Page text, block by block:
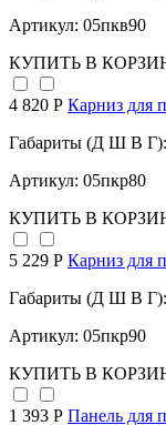
Артикул: 05пкв90
КУПИТЬ В
4 820 Р Карниз для
Габариты (Д Ш В
Артикул: 05пкр80
КУПИТЬ В
5 229 Р Карниз для
Габариты (Д Ш В
Артикул: 05пкр90
КУПИТЬ В
1 393 Р Панель для